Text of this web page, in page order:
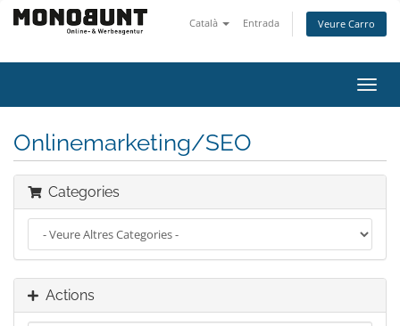
Català Entrada Veure Carro
Onlinemarketing/SEO
Categories
Actions